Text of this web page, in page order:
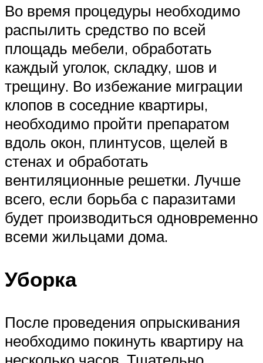
Во время процедуры необходимо
распылить средство по всей
площадь мебели, обработать
каждый уголок, складку, шов и
трещину. Во избежание миграции
клопов в соседние квартиры,
необходимо пройти препаратом
вдоль окон, плинтусов, щелей в
стенах и обработать
вентиляционные решетки. Лучше
всего, если борьба с паразитами
будет производиться одновременно
всеми жильцами дома.
Уборка
После проведения опрыскивания
необходимо покинуть квартиру на